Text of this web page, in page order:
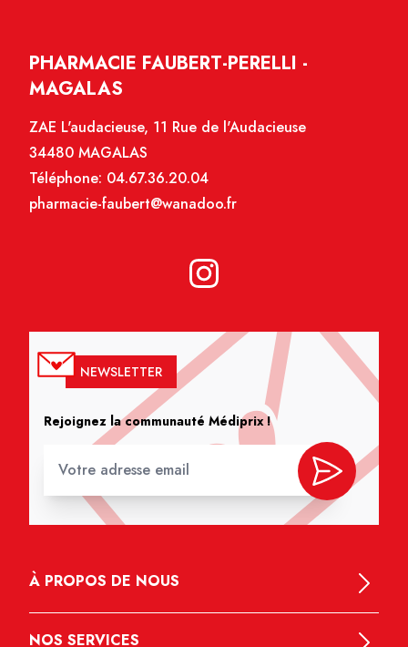
PHARMACIE FAUBERT-PERELLI -
MAGALAS
ZAE L'audacieuse, 11 Rue de l'Audacieuse
34480 MAGALAS
Téléphone: 04.67.36.20.04
pharmacie-faubert@wanadoo.fr
NEWSLETTER
Rejoignez la communauté Médiprix !
À PROPOS DE NOUS
NOS SERVICES